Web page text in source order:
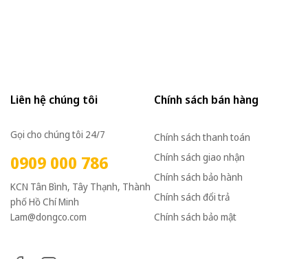
Liên hệ chúng tôi
Gọi cho chúng tôi 24/7
0909 000 786
KCN Tân Bình, Tây Thạnh, Thành
phố Hồ Chí Minh
Lam@dongco.com
Chính sách bán hàng
Chính sách thanh toán
Chính sách giao nhận
Chính sách bảo hành
Chính sách đổi trả
Chính sách bảo mật